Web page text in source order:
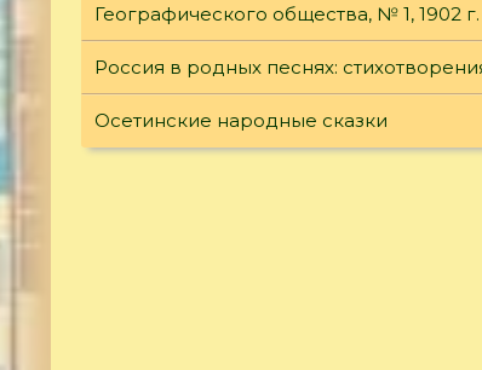
Географического общества, № 1, 1902 г.
Россия в родных песнях:
Осетинские народные сказки